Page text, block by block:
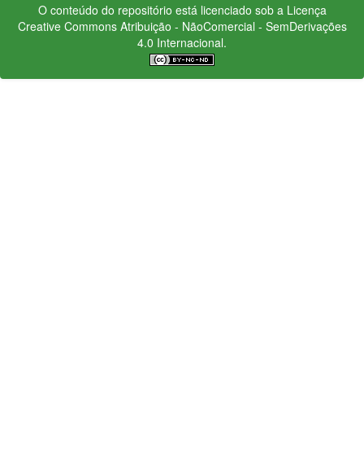
O conteúdo do repositório está licenciado sob a Licença
Creative CommonsAtribuição - NãoComercial - SemDerivações
4.0 Internacional.